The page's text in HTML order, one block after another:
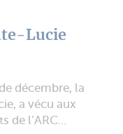
Lucie
décembre, la
a vécu aux
l’ARC...